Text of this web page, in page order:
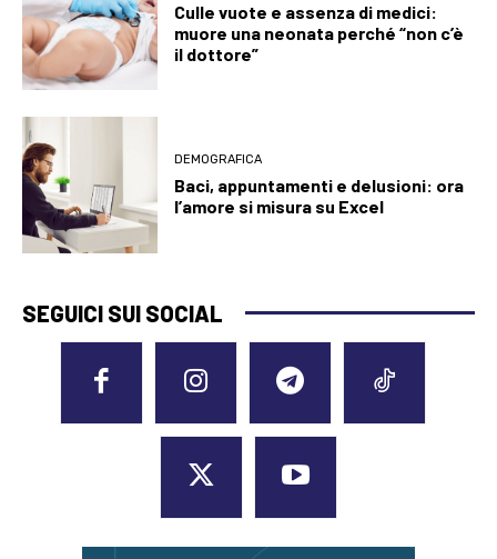
Culle vuote e assenza di medici:
muore una neonata perché “non c’è
il dottore”
DEMOGRAFICA
Baci, appuntamenti e delusioni: ora
l’amore si misura su Excel
SEGUICI SUI SOCIAL